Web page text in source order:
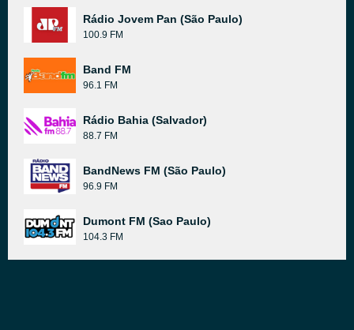
Rádio Jovem Pan (São Paulo)
100.9 FM
Band FM
96.1 FM
Rádio Bahia (Salvador)
88.7 FM
BandNews FM (São Paulo)
96.9 FM
Dumont FM (Sao Paulo)
104.3 FM